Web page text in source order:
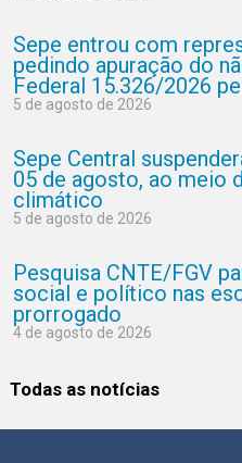
Sepe entrou com
pedindo apuração do
Federal 15.326/2026
5 de agosto de 2026
Sepe Central
05 de agosto, ao meio
climático
5 de agosto de 2026
Pesquisa CNTE/FGV
social e político nas
prorrogado
4 de agosto de 2026
Todas as notícias